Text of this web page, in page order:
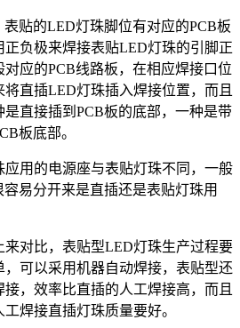
贴的LED灯珠脚位有对应的PCB板
负极来焊接表贴LED灯珠的引脚正
应的PCB线路板，在相应焊接口位
直插LED灯珠插入焊接位置，而且
直接插到PCB板的底部，一种是带
板底部。
用的电源座与表贴灯珠不同，一般
易分开来是直插还是表贴灯珠用
对比，表贴型LED灯珠生产过程要
，可以采用机器自动焊接，表贴型还
，效率比直插的人工焊接高，而且
焊接直插灯珠质量要好。